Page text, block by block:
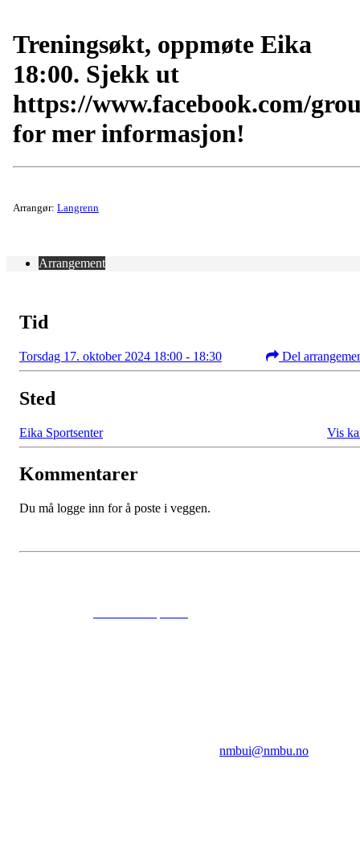
Treningsøkt, oppmøte Eika
18:00. Sjekk ut
https://www.facebook.com/
for mer informasjon!
Arrangør: Langrenn
Arrangement
Tid
Torsdag 17. oktober 2024 18:00 - 18:30 Del
Sted
Eika Sportsenter Vis
Kommentarer
Du må logge inn for å poste i veggen.
nmbui@nmbu.no